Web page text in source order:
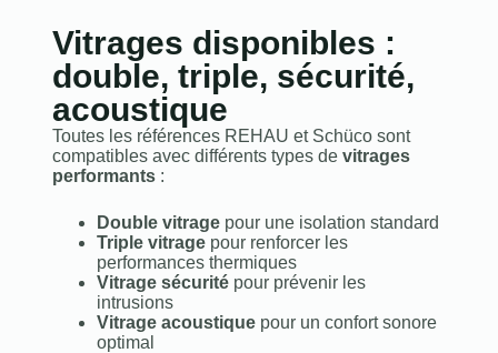
Vitrages disponibles :
double, triple, sécurité,
acoustique
Toutes les références REHAU et Schüco sont
compatibles avec différents types de vitrages
performants:
Double vitragepour une isolation standard
Triple vitragepour renforcer les
performances thermiques
Vitrage sécuritépour prévenir les
intrusions
Vitrage acoustiquepour un confort sonore
optimal